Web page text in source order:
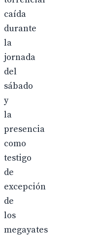
caída
durante
la
jornada
del
sábado
y
la
presencia
como
testigo
de
excepción
de
los
megayates